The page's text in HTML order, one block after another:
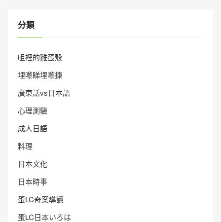
分類
咀裡的雞蛋殼
埋嚟睇埋嚟揀
廣東話vs日本語
心理測驗
成人日語
料理
日本文化
日本時事
蛋LC奇案導讀
蛋LC日本いろは